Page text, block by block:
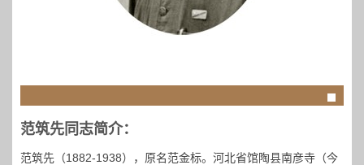
范筑先同志简介：
范筑先（1882-1938），原名范金标。河北省馆陶县南彦寺（今